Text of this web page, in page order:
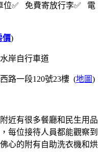
位✅ 免費寄放行李✅ 電
價)
岸自行車道
路一段120號23樓 (地圖)
近有很多餐廳和民生用品
每位接待人員都能觀察到
心的附有自助洗衣機和烘